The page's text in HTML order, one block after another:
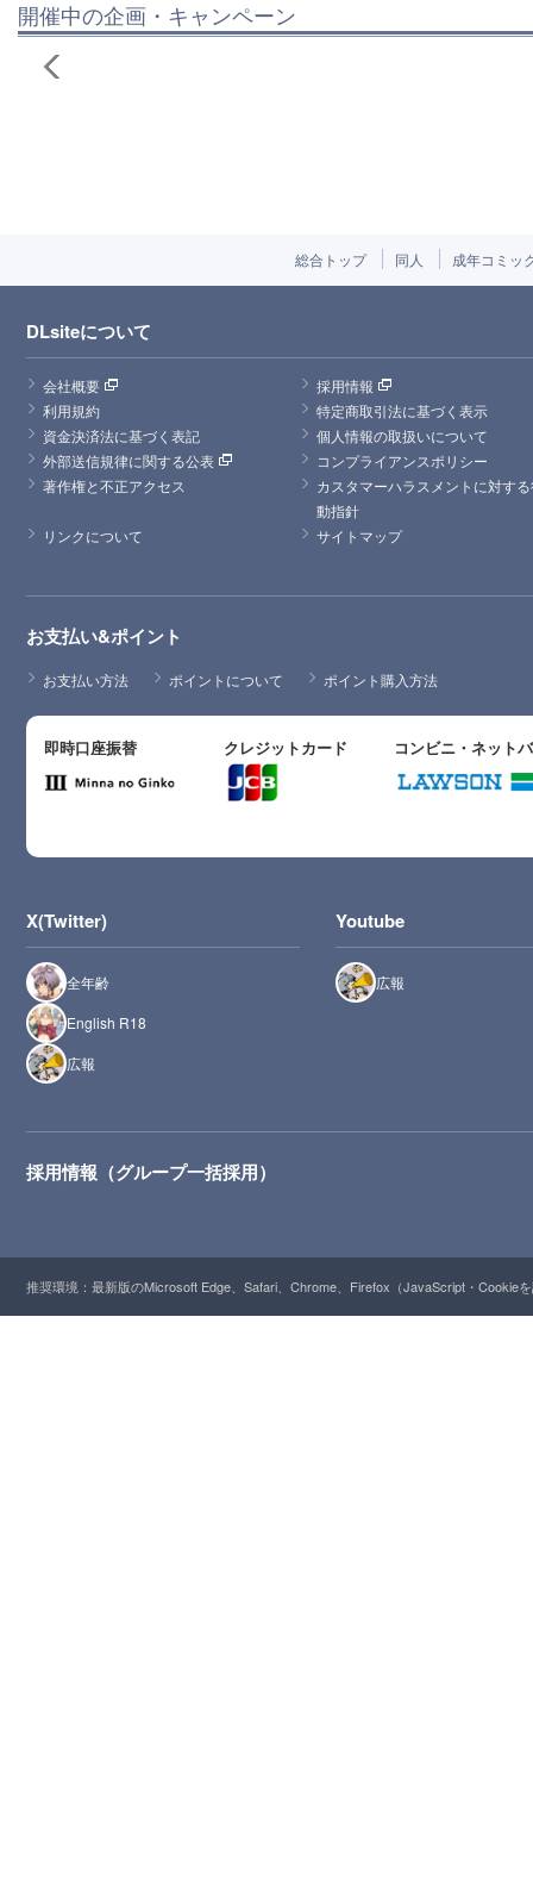
開催中の企画・キャンペーン
総合トップ 同人 成年コミッ
DLsiteについて
会社概要
採用情報
利用規約
特定商取引法に基づく表示
資金決済法に基づく表記
個人情報の取扱いについて
外部送信規律に関する公表
コンプライアンスポリシー
著作権と不正アクセス
カスタマーハラスメントに対す
動指針
リンクについて
サイトマップ
お支払い&ポイント
お支払い方法 ポイントについて ポイント購入方法
即時口座振替 クレジットカード コンビニ・ネット
X(Twitter)
全年齢
English R18
広報
Youtube
広報
採用情報（グループ一括採用）
推奨環境：最新版のMicrosoft Edge、Safari、Chrome、Firefox（JavaScript・Cookie